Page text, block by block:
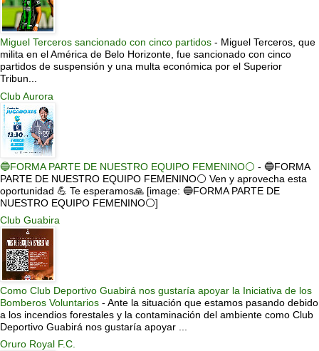
Miguel Terceros sancionado con cinco partidos - Miguel Terceros, que
milita en el América de Belo Horizonte, fue sancionado con cinco
partidos de suspensión y una multa económica por el Superior
Tribun...
Club Aurora
🔵FORMA PARTE DE NUESTRO EQUIPO FEMENINO⚪ - 🔵FORMA
PARTE DE NUESTRO EQUIPO FEMENINO⚪ Ven y aprovecha esta
oportunidad 💪 Te esperamos🙏 [image: 🔵FORMA PARTE DE
NUESTRO EQUIPO FEMENINO⚪]
Club Guabira
Como Club Deportivo Guabirá nos gustaría apoyar la Iniciativa de los
Bomberos Voluntarios - Ante la situación que estamos pasando debido
a los incendios forestales y la contaminación del ambiente como Club
Deportivo Guabirá nos gustaría apoyar ...
Oruro Royal F.C.